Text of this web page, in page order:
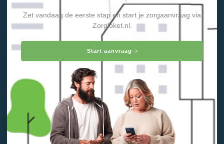
Zet vandaag de eerste stap en start je zorgaanvraag via
Zorgloket.nl.
Start aanvraag